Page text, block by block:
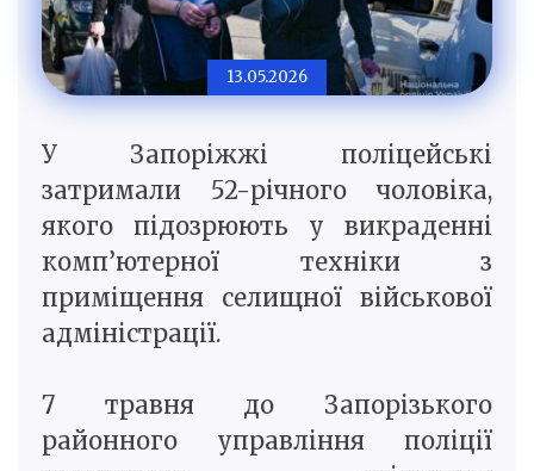
13.05.2026
У Запоріжжі поліцейські
затримали 52-річного чоловіка,
якого підозрюють у викраденні
комп’ютерної техніки з
приміщення селищної військової
адміністрації.
7 травня до Запорізького
районного управління поліції